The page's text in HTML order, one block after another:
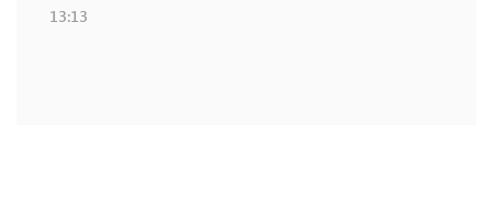
13:13